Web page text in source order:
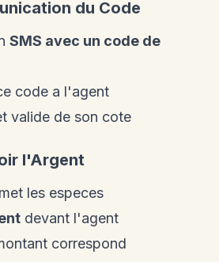
du Code
SMS avec un code de
code a l'agent
valide de son cote
l'Argent
les especes
devant l'agent
correspond